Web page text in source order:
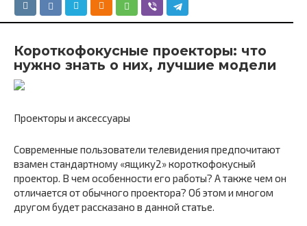
Короткофокусные проекторы: что
нужно знать о них, лучшие модели
Проекторы и аксессуары
Современные пользователи телевидения предпочитают
взамен стандартному «ящику2» короткофокусный
проектор. В чем особенности его работы? А также чем он
отличается от обычного проектора? Об этом и многом
другом будет рассказано в данной статье.